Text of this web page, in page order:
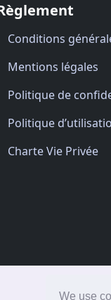
We use
Conditions
Mentions légales
Politique de
Politique
Charte Vie Privée